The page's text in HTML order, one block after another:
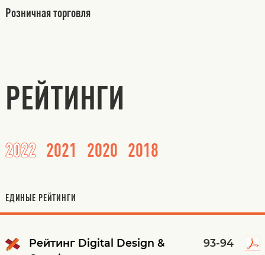
Розничная торговля
РЕЙТИНГИ
2022 2021 2020 2018
ЕДИНЫЕ РЕЙТИНГИ
Рейтинг Digital Design &
93-94